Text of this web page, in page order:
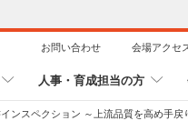
お問い合わせ 会場アクセ
人事・育成担当の方
ンスペクション ～上流品質を高め手